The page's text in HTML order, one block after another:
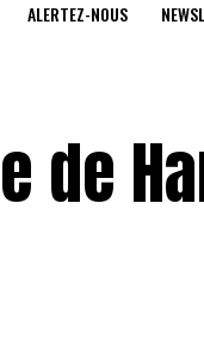
ALERTEZ-NOUS
de